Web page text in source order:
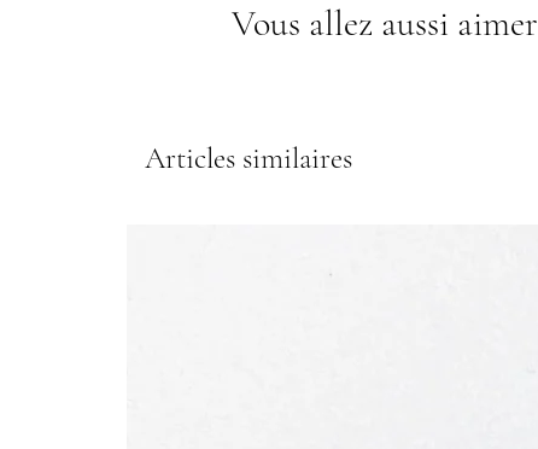
Vous allez aussi aimer
Articles similaires